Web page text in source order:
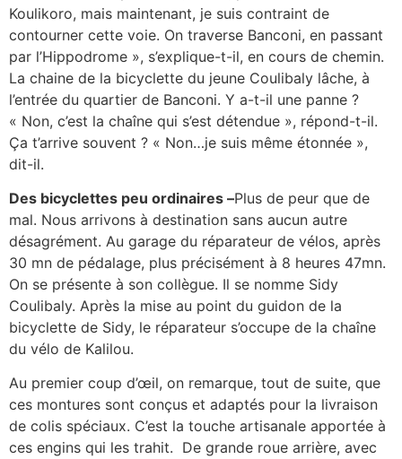
Koulikoro, mais maintenant, je suis contraint de
contourner cette voie. On traverse Banconi, en passant
par l’Hippodrome », s’explique-t-il, en cours de chemin.
La chaine de la bicyclette du jeune Coulibaly lâche, à
l’entrée du quartier de Banconi. Y a-t-il une panne ?
« Non, c’est la chaîne qui s’est détendue », répond-t-il.
Ça t’arrive souvent ? « Non…je suis même étonnée »,
dit-il.
Des bicyclettes peu ordinaires –Plus de peur que de
mal. Nous arrivons à destination sans aucun autre
désagrément. Au garage du réparateur de vélos, après
30 mn de pédalage, plus précisément à 8 heures 47mn.
On se présente à son collègue. Il se nomme Sidy
Coulibaly. Après la mise au point du guidon de la
bicyclette de Sidy, le réparateur s’occupe de la chaîne
du vélo de Kalilou.
Au premier coup d’œil, on remarque, tout de suite, que
ces montures sont conçus et adaptés pour la livraison
de colis spéciaux. C’est la touche artisanale apportée à
ces engins qui les trahit. De grande roue arrière, avec